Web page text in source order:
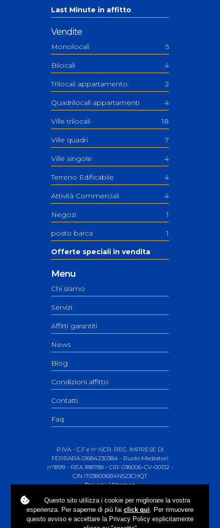
Last Minute in affitto
Vendite
Monolocali 5
Bilocali 4
Trilocali appartamento 2
Quadrilocali appartamenti 4
Ville trilocali 18
Ville quadri 7
Ville singole 4
Terreno Edificabile 4
Attività Commerciali 4
Negozi 1
posto barca 1
Offerte speciali in vendita
Menu
Chi siamo
Servizi
Affitti garantiti
News
Blog
Condizioni affitto
Contatti
Faq
P.IVA - C.F e n° ISCR. REG. IMPRESE DI
FERRARA 01684230384 - Ruolo Mediatori
n°1899 - REA 188788 - CIR: 038006-CV-00132 -
CIN IT038006B4N523CHQT
Privacy/Sitemap
Questo sito utilizza i cookieper migliorare la vostra
esperienza. Per saperne di più fai click qui. Per rimuovere
questo avviso e accettare la Privacy Policy esplicitamente